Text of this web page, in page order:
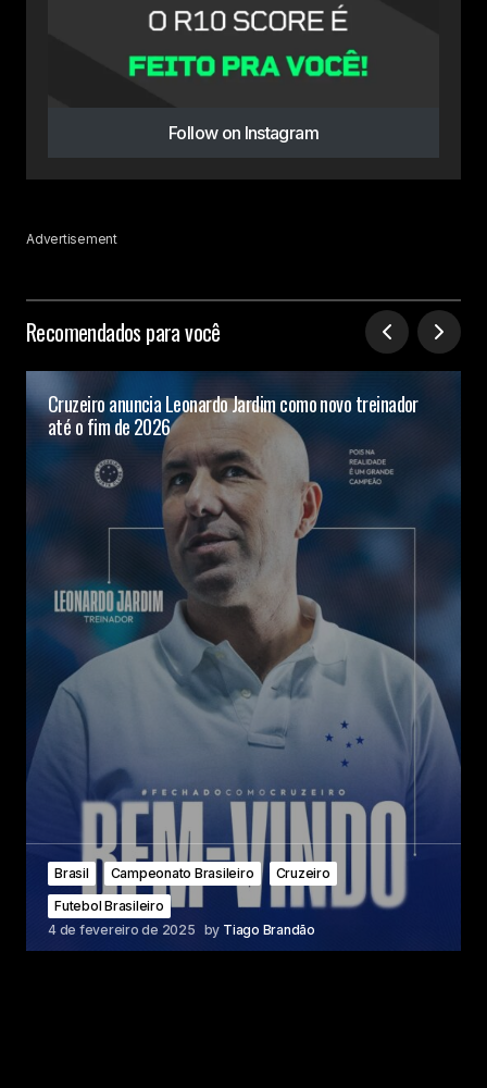
Follow on Instagram
Advertisement
Recomendados para você
Cruzeiro anuncia Leonardo Jardim como novo treinador
até o fim de 2026
Brasil Campeonato Brasileiro
Cruzeiro
Futebol Brasileiro
4 de fevereiro de 2025 by Tiago Brandão